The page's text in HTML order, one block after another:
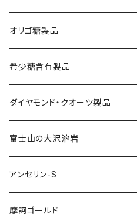
鉄分補給
舞茸活性粒
オリゴ糖製品
希少糖含有製品
ダイヤモンド・クオーツ製品
富士山の大沢溶岩
アンセリン-S
摩訶ゴールド